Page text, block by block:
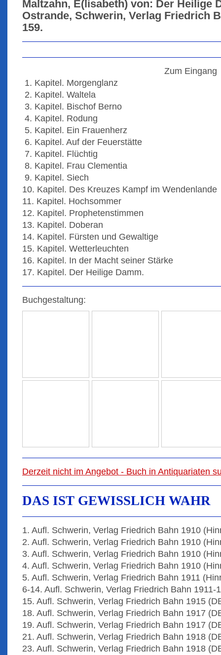
Maltzahn, E(lisabeth) von: Der Heilige
Ostrande, Schwerin, Verlag Friedrich
159.
Zum Eingang
1. Kapitel. Morgenglanz
2. Kapitel. Waltela
3. Kapitel. Bischof Berno
4. Kapitel. Rodung
5. Kapitel. Ein Frauenherz
6. Kapitel. Auf der Feuerstätte
7. Kapitel. Flüchtig
8. Kapitel. Frau Clementia
9. Kapitel. Siech
10. Kapitel. Des Kreuzes Kampf im Wendenlande
11. Kapitel. Hochsommer
12. Kapitel. Prophetenstimmen
13. Kapitel. Doberan
14. Kapitel. Fürsten und Gewaltige
15. Kapitel. Wetterleuchten
16. Kapitel. In der Macht seiner Stärke
17. Kapitel. Der Heilige Damm.
Buchgestaltung:
Derzeit nicht im Angebot - Buch in Antiquariaten
DAS IST GEWISSLICH WAHR
1. Aufl. Schwerin, Verlag Friedrich Bahn 1910
2. Aufl. Schwerin, Verlag Friedrich Bahn 1910
3. Aufl. Schwerin, Verlag Friedrich Bahn 1910
4. Aufl. Schwerin, Verlag Friedrich Bahn 1910
5. Aufl. Schwerin, Verlag Friedrich Bahn 1911
6-14. Aufl. Schwerin, Verlag Friedrich Bahn 1911-
15. Aufl. Schwerin, Verlag Friedrich Bahn 1915
18. Aufl. Schwerin, Verlag Friedrich Bahn 1917
19. Aufl. Schwerin, Verlag Friedrich Bahn 1917
21. Aufl. Schwerin, Verlag Friedrich Bahn 1918
23. Aufl. Schwerin, Verlag Friedrich Bahn 1918